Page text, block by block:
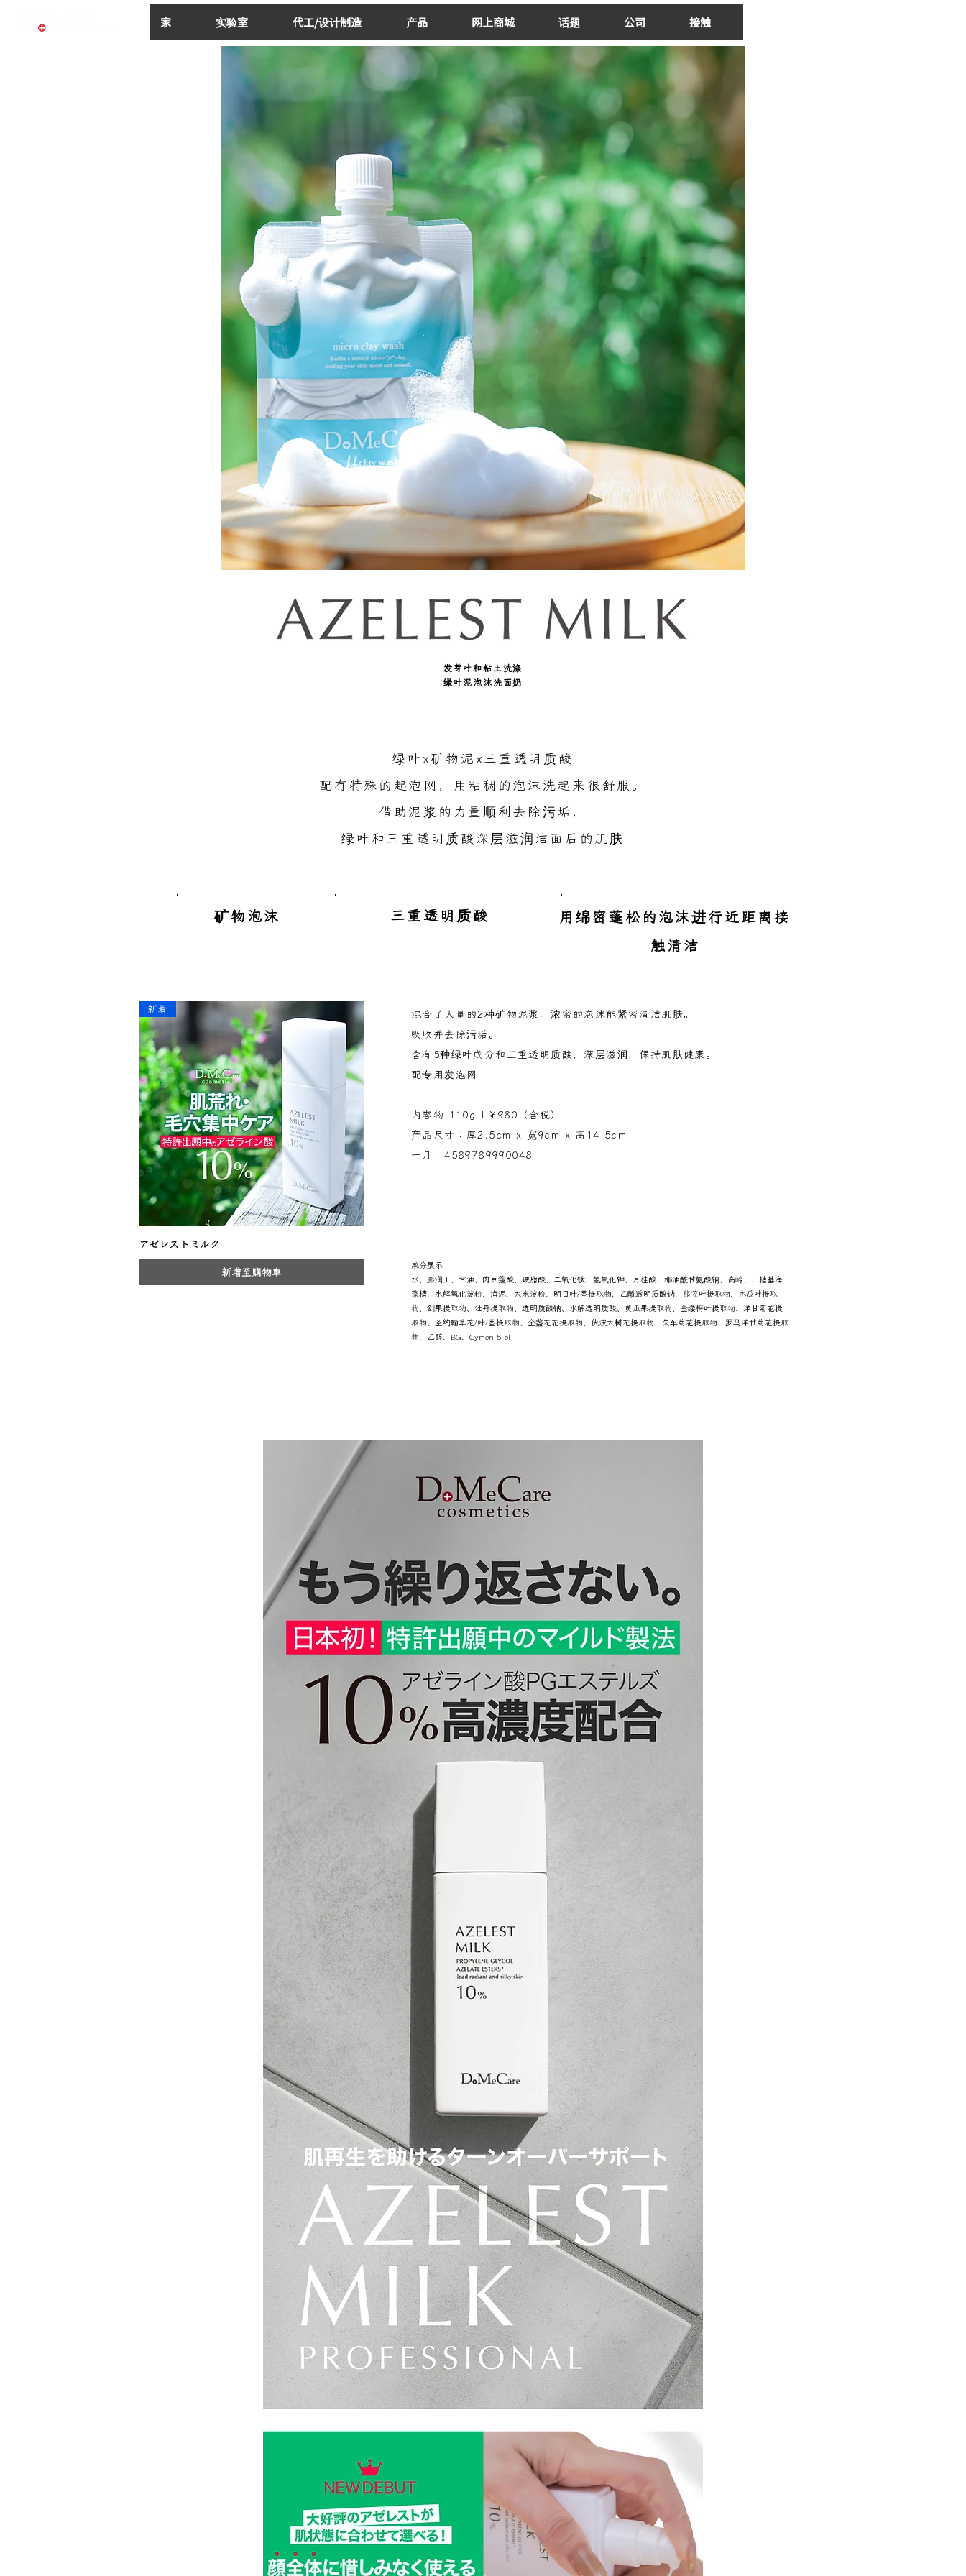
家 实验室 代工/设计制造 产品 网上商城 话题 公司 接触
发芽叶和粘土洗涤
绿叶泥泡沫洗面奶
绿叶x矿物泥x三重透明质酸
配有特殊的起泡网，用粘稠的泡沫洗起来很舒服。
借助泥浆的力量顺利去除污垢，
绿叶和三重透明质酸深层滋润洁面后的肌肤
​矿物泡沫 ​三重透明质酸
​用绵密蓬松的泡沫进行近距离接
触清洁
新着
アゼレストミルク
新增至購物車
混合了大量的2种矿物泥浆。浓密的泡沫能紧密清洁肌肤。
吸收并去除污垢。
含有5种绿叶成分和三重透明质酸，深层滋润，保持肌肤健康。
配专用发泡网
内容物 110g | ¥980（含税）
产品尺寸：厚2.5cm x 宽9cm x 高14.5cm
一月：4589789990048
成分展示
水、膨润土、甘油、肉豆蔻酸、硬脂酸、二氧化钛、氢氧化钾、月桂酸、椰油酰甘氨酸钠、高岭土、糖基海
藻糖、水解氢化淀粉、海泥、大米淀粉、明日叶/茎提取物、乙酰透明质酸钠、熊笠叶提取物、木瓜叶提取
物、剑果提取物、牡丹提取物、透明质酸钠、水解透明质酸、黄瓜果提取物、金缕梅叶提取物、洋甘菊花提
取物、圣约翰草花/叶/茎提取物、金盏花花提取物、伏波大树花提取物、矢车菊花提取物、罗马洋甘菊花提取
物、乙醇、BG、Cymen-5-ol